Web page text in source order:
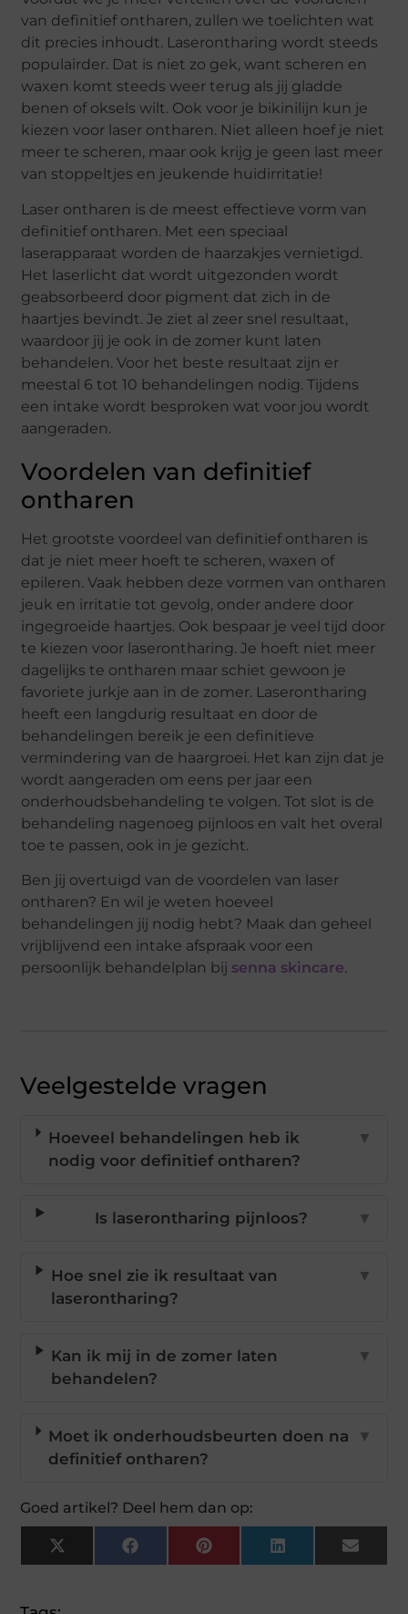
van definitief ontharen, zullen we toelichten wat
dit precies inhoudt. Laserontharing wordt steeds
populairder. Dat is niet zo gek, want scheren en
waxen komt steeds weer terug als jij gladde
benen of oksels wilt. Ook voor je bikinilijn kun je
kiezen voor laser ontharen. Niet alleen hoef je niet
meer te scheren, maar ook krijg je geen last meer
van stoppeltjes en jeukende huidirritatie!
Laser ontharen is de meest effectieve vorm van
definitief ontharen. Met een speciaal
laserapparaat worden de haarzakjes vernietigd.
Het laserlicht dat wordt uitgezonden wordt
geabsorbeerd door pigment dat zich in de
haartjes bevindt. Je ziet al zeer snel resultaat,
waardoor jij je ook in de zomer kunt laten
behandelen. Voor het beste resultaat zijn er
meestal 6 tot 10 behandelingen nodig. Tijdens
een intake wordt besproken wat voor jou wordt
aangeraden.
Voordelen van definitief
ontharen
Het grootste voordeel van definitief ontharen is
dat je niet meer hoeft te scheren, waxen of
epileren. Vaak hebben deze vormen van ontharen
jeuk en irritatie tot gevolg, onder andere door
ingegroeide haartjes. Ook bespaar je veel tijd door
te kiezen voor laserontharing. Je hoeft niet meer
dagelijks te ontharen maar schiet gewoon je
favoriete jurkje aan in de zomer. Laserontharing
heeft een langdurig resultaat en door de
behandelingen bereik je een definitieve
vermindering van de haargroei. Het kan zijn dat je
wordt aangeraden om eens per jaar een
onderhoudsbehandeling te volgen. Tot slot is de
behandeling nagenoeg pijnloos en valt het overal
toe te passen, ook in je gezicht.
Ben jij overtuigd van de voordelen van laser
ontharen? En wil je weten hoeveel
behandelingen jij nodig hebt? Maak dan geheel
vrijblijvend een intake afspraak voor een
persoonlijk behandelplan bij senna skincare.
Veelgestelde vragen
Hoeveel behandelingen heb ik
nodig voor definitief ontharen?
▼
Is laserontharing pijnloos? ▼
Hoe snel zie ik resultaat van
laserontharing?
▼
Kan ik mij in de zomer laten
behandelen?
▼
Moet ik onderhoudsbeurten doen na
definitief ontharen?
▼
Goed artikel? Deel hem dan op:
X
(Twitter)
FacebookPinterestLinkedInEmail